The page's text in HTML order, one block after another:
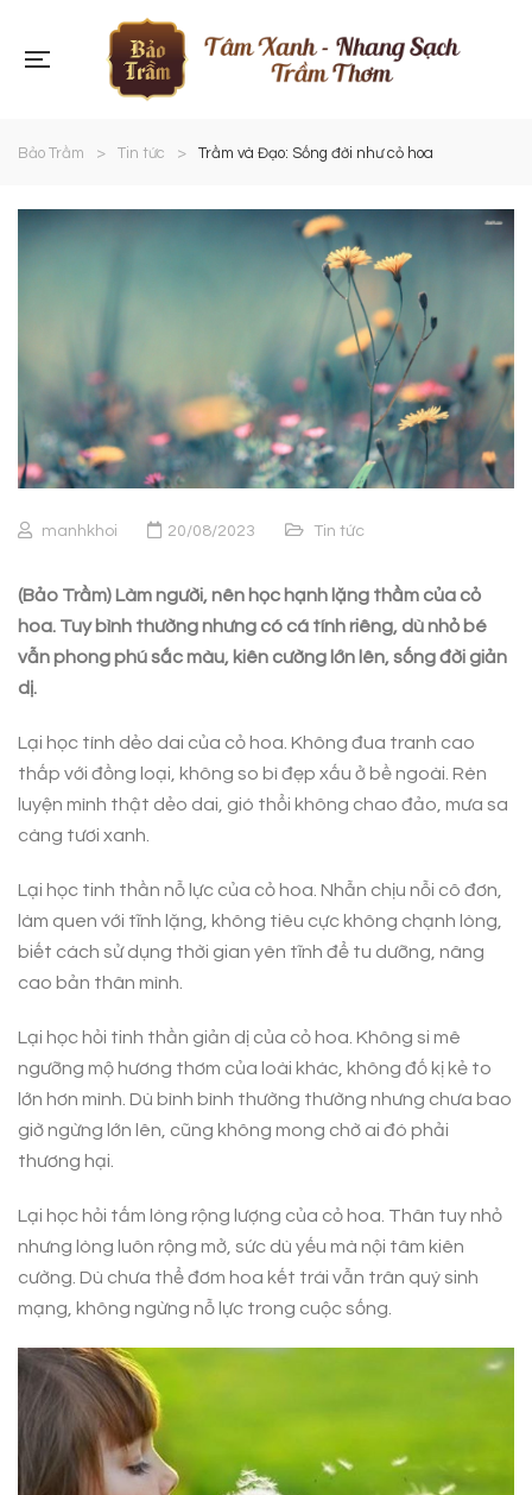
Bảo Trầm > Tin tức > Trầm và Đạo: Sống đời như cỏ hoa
manhkhoi 20/08/2023 Tin tức
(Bảo Trầm) Làm người, nên học hạnh lặng thầm của cỏ
hoa. Tuy bình thường nhưng có cá tính riêng, dù nhỏ bé
vẫn phong phú sắc màu, kiên cường lớn lên, sống đời giản
dị.
Lại học tính dẻo dai của cỏ hoa. Không đua tranh cao
thấp với đồng loại, không so bì đẹp xấu ở bề ngoài. Rèn
luyện mình thật dẻo dai, gió thổi không chao đảo, mưa sa
càng tươi xanh.
Lại học tinh thần nỗ lực của cỏ hoa. Nhẫn chịu nỗi cô đơn,
làm quen với tĩnh lặng, không tiêu cực không chạnh lòng,
biết cách sử dụng thời gian yên tĩnh để tu dưỡng, nâng
cao bản thân mình.
Lại học hỏi tinh thần giản dị của cỏ hoa. Không si mê
ngưỡng mộ hương thơm của loài khác, không đố kị kẻ to
lớn hơn mình. Dù bình bình thường thường nhưng chưa bao
giờ ngừng lớn lên, cũng không mong chờ ai đó phải
thương hại.
Lại học hỏi tấm lòng rộng lượng của cỏ hoa. Thân tuy nhỏ
nhưng lòng luôn rộng mở, sức dù yếu mà nội tâm kiên
cường. Dù chưa thể đơm hoa kết trái vẫn trân quý sinh
mạng, không ngừng nỗ lực trong cuộc sống.